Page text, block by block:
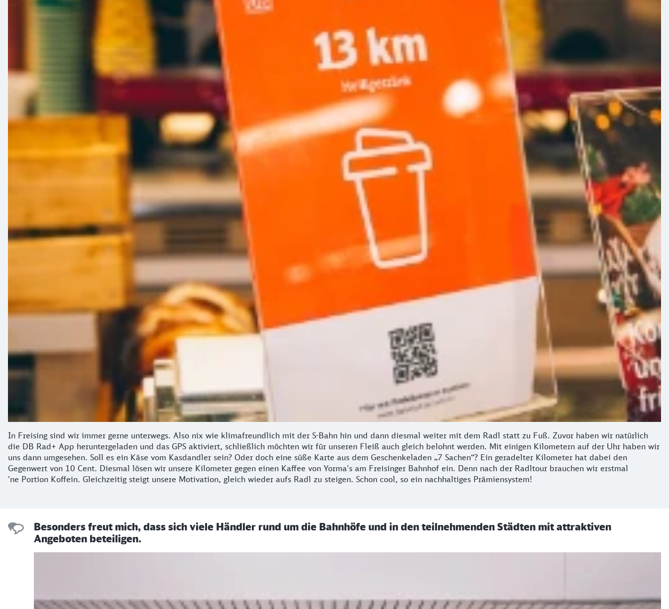
In Freising sind wir immer gerne unterwegs. Also nix wie klimafreundlich mit der S-Bahn hin und dann diesmal weiter mit dem Radl statt zu Fuß. Zuvor haben wir natürlich
die DB Rad+ App heruntergeladen und das GPS aktiviert, schließlich möchten wir für unseren Fleiß auch gleich belohnt werden. Mit einigen Kilometern auf der Uhr haben wir
uns dann umgesehen. Soll es ein Käse vom Kasdandler sein? Oder doch eine süße Karte aus dem Geschenkeladen „7 Sachen“? Ein geradelter Kilometer hat dabei den
Gegenwert von 10 Cent. Diesmal lösen wir unsere Kilometer gegen einen Kaffee von Yorma's am Freisinger Bahnhof ein. Denn nach der Radltour brauchen wir erstmal
'ne Portion Koffein. Gleichzeitig steigt unsere Motivation, gleich wieder aufs Radl zu steigen. Schon cool, so ein nachhaltiges Prämiensystem!
Besonders freut mich, dass sich viele Händler rund um die Bahnhöfe und in den teilnehmenden Städten mit attraktiven
Angeboten beteiligen.